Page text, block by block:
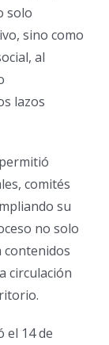
solo
sino como
al
lazos
comités
su
no solo
contenidos
circulación
el 14 de